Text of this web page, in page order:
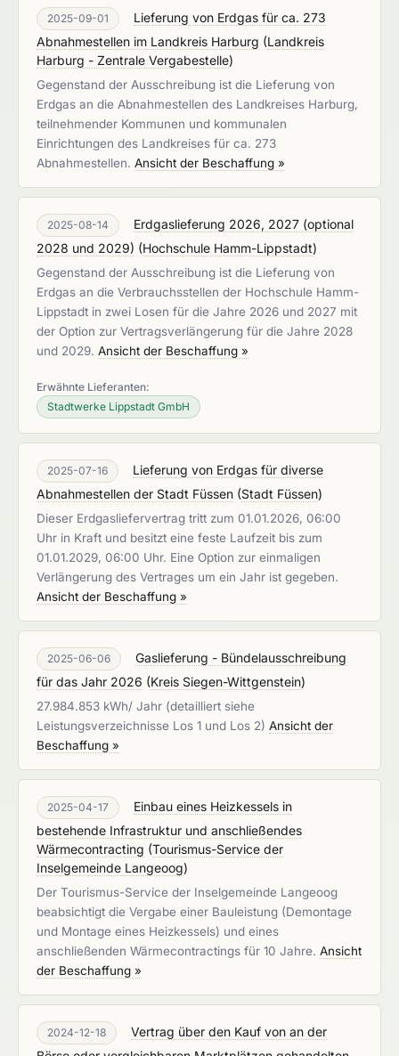
2025-09-01
Lieferung von Erdgas für ca. 273
Abnahmestellen im Landkreis Harburg (Landkreis
Harburg - Zentrale Vergabestelle)
Gegenstand der Ausschreibung ist die Lieferung von
Erdgas an die Abnahmestellen des Landkreises Harburg,
teilnehmender Kommunen und kommunalen
Einrichtungen des Landkreises für ca. 273
Abnahmestellen. Ansicht der Beschaffung »
2025-08-14
Erdgaslieferung 2026, 2027 (optional
2028 und 2029) (Hochschule Hamm-Lippstadt)
Gegenstand der Ausschreibung ist die Lieferung von
Erdgas an die Verbrauchsstellen der Hochschule Hamm-
Lippstadt in zwei Losen für die Jahre 2026 und 2027 mit
der Option zur Vertragsverlängerung für die Jahre 2028
und 2029. Ansicht der Beschaffung »
Erwähnte Lieferanten:
Stadtwerke Lippstadt GmbH
2025-07-16
Lieferung von Erdgas für diverse
Abnahmestellen der Stadt Füssen (Stadt Füssen)
Dieser Erdgasliefervertrag tritt zum 01.01.2026, 06:00
Uhr in Kraft und besitzt eine feste Laufzeit bis zum
01.01.2029, 06:00 Uhr. Eine Option zur einmaligen
Verlängerung des Vertrages um ein Jahr ist gegeben.
Ansicht der Beschaffung »
2025-06-06
Gaslieferung - Bündelausschreibung
für das Jahr 2026 (Kreis Siegen-Wittgenstein)
27.984.853 kWh/ Jahr (detailliert siehe
Leistungsverzeichnisse Los 1 und Los 2) Ansicht der
Beschaffung »
2025-04-17
Einbau eines Heizkessels in
bestehende Infrastruktur und anschließendes
Wärmecontracting (Tourismus-Service der
Inselgemeinde Langeoog)
Der Tourismus-Service der Inselgemeinde Langeoog
beabsichtigt die Vergabe einer Bauleistung (Demontage
und Montage eines Heizkessels) und eines
anschließenden Wärmecontractings für 10 Jahre. Ansicht
der Beschaffung »
2024-12-18
Vertrag über den Kauf von an der